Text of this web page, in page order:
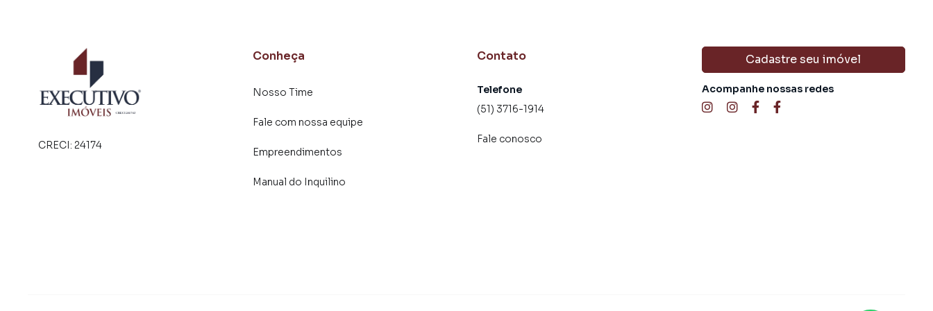
CRECI: 24174
Conheça
Nosso Time
Fale com nossa equipe
Empreendimentos
Manual do Inquilino
Contato
Telefone
(51) 3716-1914
Fale conosco
Cadastre seu imóvel
Acompanhe nossas redes